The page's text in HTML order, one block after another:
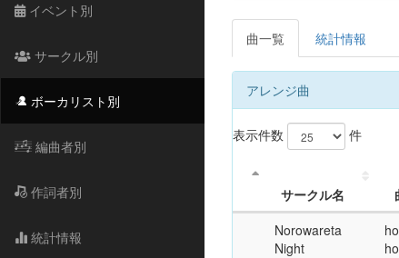
イベント別
サークル別
ボーカリスト別
編曲者別
作詞者別
統計情報
曲一覧 統計情報
アレンジ曲
表示件数 件
サークル名
Norowareta
Night